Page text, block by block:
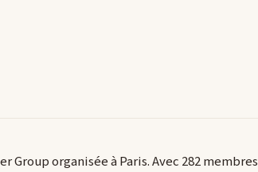
organisée à Paris. Avec 282 membres